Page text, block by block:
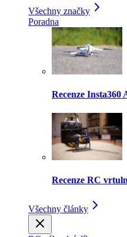
Všechny značky
Poradna
Recenze
Recenze RC
Všechny články